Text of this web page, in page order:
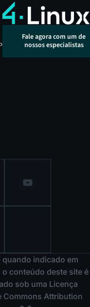
Fale agora com um de
nossos especialistas
quando indicado em
conteúdo deste site é
sob uma Licença
Commons Attribution